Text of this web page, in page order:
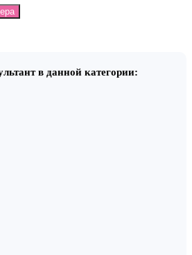
в данной категории: